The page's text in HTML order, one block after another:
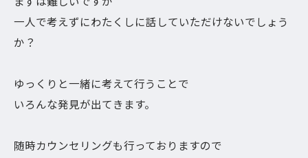
一人で考えずにわたくしに話していただけないでしょう
か？
ゆっくりと一緒に考えて行うことで
いろんな発見が出てきます。
随時カウンセリングも行っておりますので